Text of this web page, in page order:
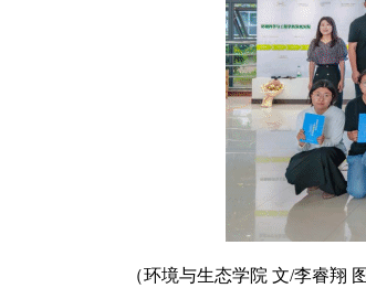
（环境与生态学院 文/李睿翔